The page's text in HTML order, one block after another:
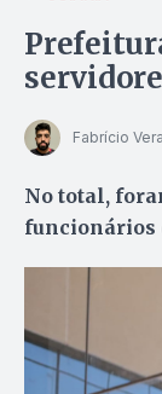
Fabrício Vera
No total,
funcionários